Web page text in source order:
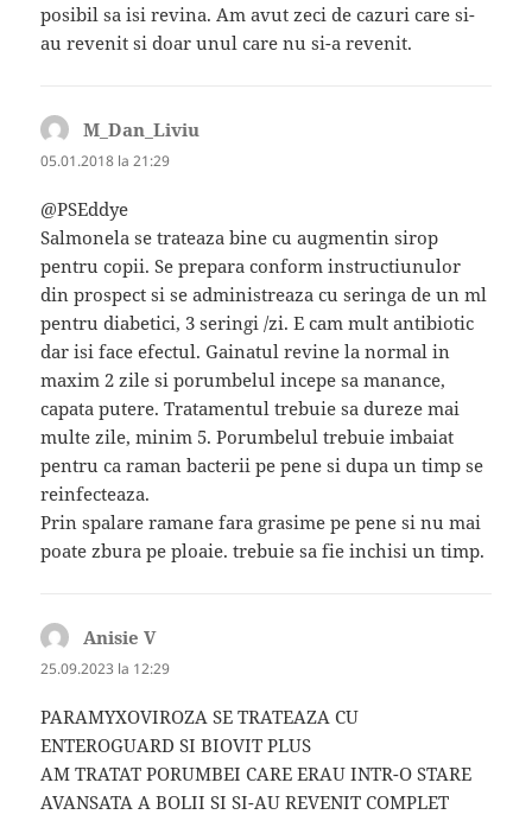
posibil sa isi revina. Am avut zeci de cazuri care si-
au revenit si doar unul care nu si-a revenit.
M_Dan_Liviu
05.01.2018 la 21:29
@PSEddye
Salmonela se trateaza bine cu augmentin sirop
pentru copii. Se prepara conform instructiunulor
din prospect si se administreaza cu seringa de un ml
pentru diabetici, 3 seringi /zi. E cam mult antibiotic
dar isi face efectul. Gainatul revine la normal in
maxim 2 zile si porumbelul incepe sa manance,
capata putere. Tratamentul trebuie sa dureze mai
multe zile, minim 5. Porumbelul trebuie imbaiat
pentru ca raman bacterii pe pene si dupa un timp se
reinfecteaza.
Prin spalare ramane fara grasime pe pene si nu mai
poate zbura pe ploaie. trebuie sa fie inchisi un timp.
Anisie Vspune:
25.09.2023 la 12:29
PARAMYXOVIROZA SE TRATEAZA CU
ENTEROGUARD SI BIOVIT PLUS
AM TRATAT PORUMBEI CARE ERAU INTR-O STARE
AVANSATA A BOLII SI SI-AU REVENIT COMPLET